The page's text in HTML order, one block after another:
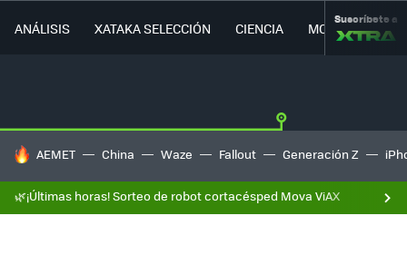
ANÁLISIS XATAKA SELECCIÓN CIENCIA MOVILIDAD
Suscríbete a
HOY SE HABLA DE
AEMET China Waze Fallout Generación Z
🌿¡Últimas horas! Sorteo de robot cortacésped Mova ViAX